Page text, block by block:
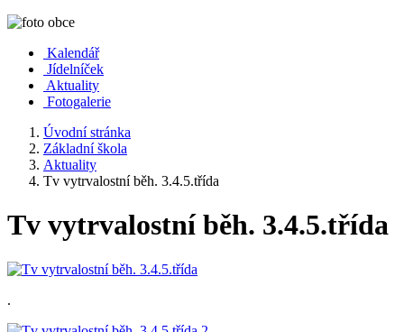
Kalendář
Jídelníček
Aktuality
Fotogalerie
Úvodní stránka
Základní škola
Aktuality
Tv vytrvalostní běh. 3.4.5.třída
Tv vytrvalostní běh. 3.4.5.třída
.